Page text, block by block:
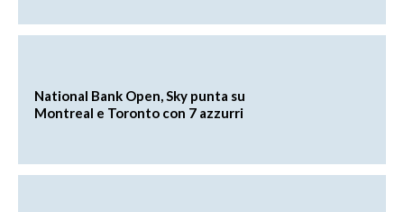
National Bank Open, Sky punta su
Montreal e Toronto con 7 azzurri